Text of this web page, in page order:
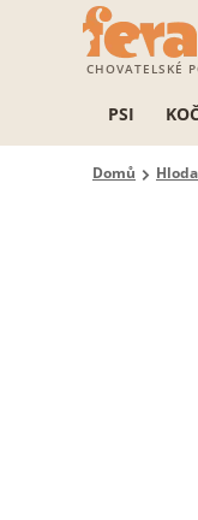
CHOVATELSKÉ
PSI
Domů